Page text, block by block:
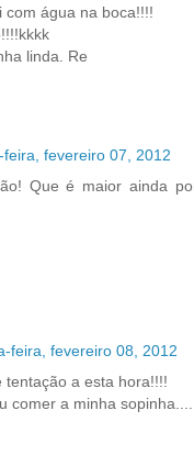
com água na boca!!!!
linda. Re
feira, fevereiro 07, 2012
Que é maior ainda
feira, fevereiro 08, 2012
tentação a esta hora!!!!
comer a minha sopinha.....